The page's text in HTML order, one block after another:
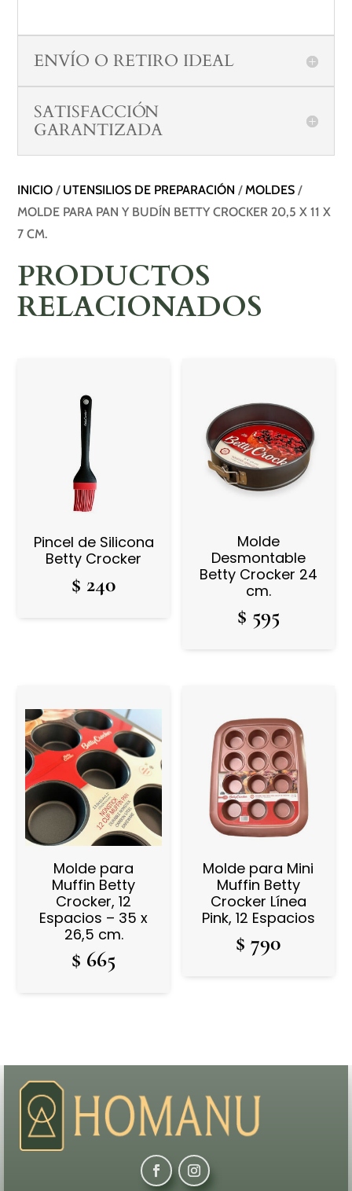
ENVÍO O RETIRO IDEAL
SATISFACCIÓN
GARANTIZADA
INICIO / UTENSILIOS DE PREPARACIÓN /MOLDES /
MOLDE PARA PAN Y BUDÍN BETTY CROCKER 20,5 X 11 X
7 CM.
PRODUCTOS
RELACIONADOS
Pincel de Silicona
Betty Crocker
$ 240
Molde
Desmontable
Betty Crocker 24
cm.
$ 595
Molde para
Muffin Betty
Crocker, 12
Espacios – 35 x
26,5 cm.
$ 665
Molde para Mini
Muffin Betty
Crocker Línea
Pink, 12 Espacios
$ 790